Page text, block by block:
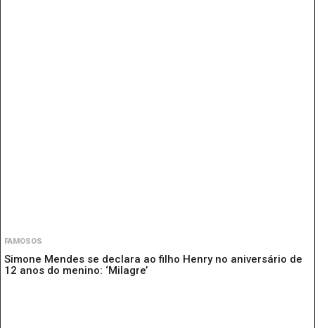
FAMOSOS
Simone Mendes se declara ao filho Henry no aniversário de
12 anos do menino: ‘Milagre’